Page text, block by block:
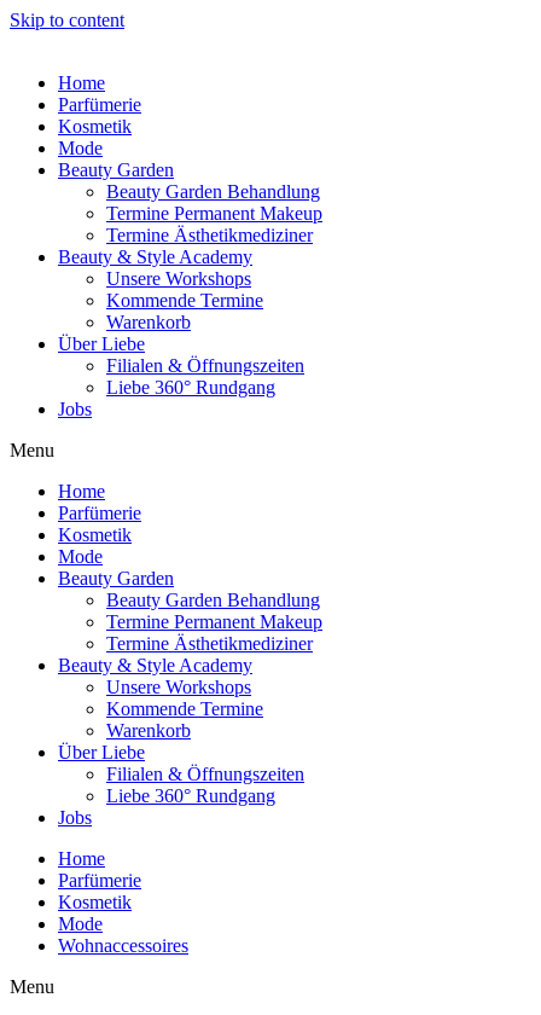
Skip to content
Home
Parfümerie
Kosmetik
Mode
Beauty Garden
Beauty Garden Behandlung
Termine Permanent Makeup
Termine Ästhetikmediziner
Beauty & Style Academy
Unsere Workshops
Kommende Termine
Warenkorb
Über Liebe
Filialen & Öffnungszeiten
Liebe 360° Rundgang
Jobs
Menu
Home
Parfümerie
Kosmetik
Mode
Beauty Garden
Beauty Garden Behandlung
Termine Permanent Makeup
Termine Ästhetikmediziner
Beauty & Style Academy
Unsere Workshops
Kommende Termine
Warenkorb
Über Liebe
Filialen & Öffnungszeiten
Liebe 360° Rundgang
Jobs
Home
Parfümerie
Kosmetik
Mode
Wohnaccessoires
Menu